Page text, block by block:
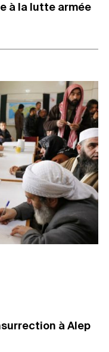
à la lutte armée
à Alep